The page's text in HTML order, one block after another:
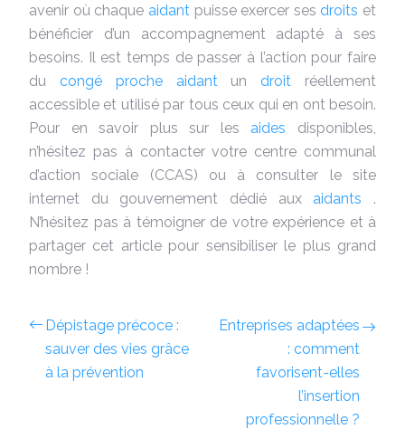
avenir où chaque aidant puisse exercer sesdroits et
bénéficier d’un accompagnement adapté à ses
besoins. Il est temps de passer à l’action pour faire
du congé proche aidant undroit réellement
accessible et utilisé par tous ceux qui en ont besoin.
Pour en savoir plus sur les aides disponibles,
n’hésitez pas à contacter votre centre communal
d’action sociale (CCAS) ou à consulter le site
internet du gouvernement dédié aux aidants .
N’hésitez pas à témoigner de votre expérience et à
partager cet article pour sensibiliser le plus grand
nombre !
Dépistage précoce :
sauver des vies grâce
à la prévention
Entreprises adaptées
: comment
favorisent-elles
l’insertion
professionnelle ?